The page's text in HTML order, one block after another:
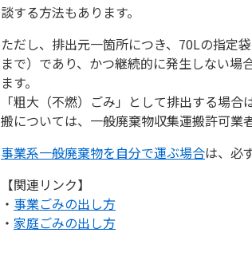
談する方法もあります。
ただし、排出元一箇所につき、70Lの指定
まで）であり、かつ継続的に発生しない
ます。
「粗大（不燃）ごみ」として排出する場
搬については、一般廃棄物収集運搬許可業
事業系一般廃棄物を自分で運ぶ場合は、必
【関連リンク】
・ 事業ごみの出し方
・ 家庭ごみの出し方